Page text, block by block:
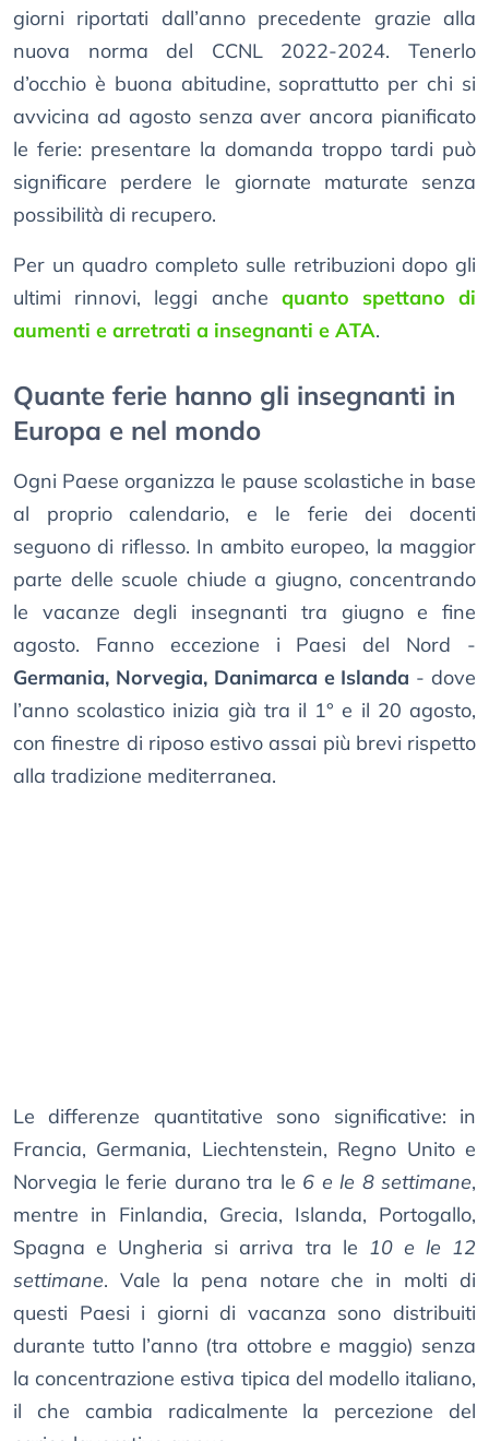
giorni riportati dall’anno precedente grazie alla
nuova norma del CCNL 2022-2024. Tenerlo
d’occhio è buona abitudine, soprattutto per chi si
avvicina ad agosto senza aver ancora pianificato
le ferie: presentare la domanda troppo tardi può
significare perdere le giornate maturate senza
possibilità di recupero.
Per un quadro completo sulle retribuzioni dopo gli
ultimi rinnovi, leggi anche quanto spettano di
aumenti e arretrati a insegnanti e ATA.
Quante ferie hanno gli insegnanti in
Europa e nel mondo
Ogni Paese organizza le pause scolastiche in base
al proprio calendario, e le ferie dei docenti
seguono di riflesso. In ambito europeo, la maggior
parte delle scuole chiude a giugno, concentrando
le vacanze degli insegnanti tra giugno e fine
agosto. Fanno eccezione i Paesi del Nord -
Germania, Norvegia, Danimarca e Islanda - dove
l’anno scolastico inizia già tra il 1° e il 20 agosto,
con finestre di riposo estivo assai più brevi rispetto
alla tradizione mediterranea.
Le differenze quantitative sono significative: in
Francia, Germania, Liechtenstein, Regno Unito e
Norvegia le ferie durano tra le 6 e le 8 settimane,
mentre in Finlandia, Grecia, Islanda, Portogallo,
Spagna e Ungheria si arriva tra le 10 e le 12
settimane. Vale la pena notare che in molti di
questi Paesi i giorni di vacanza sono distribuiti
durante tutto l’anno (tra ottobre e maggio) senza
la concentrazione estiva tipica del modello italiano,
il che cambia radicalmente la percezione del